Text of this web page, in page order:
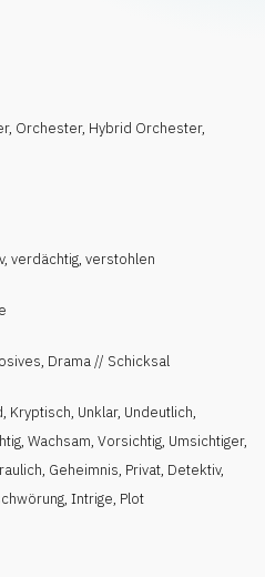
, Orchester, Hybrid Orchester,
verdächtig, verstohlen
Drama // Schicksal
, Kryptisch, Unklar, Undeutlich,
, Wachsam, Vorsichtig, Umsichtiger,
, Geheimnis, Privat, Detektiv,
, Intrige, Plot